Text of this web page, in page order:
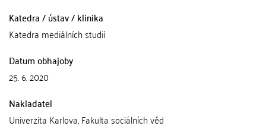
Katedra / ústav / klinika
Katedra mediálních studií
Datum obhajoby
25. 6. 2020
Nakladatel
Univerzita Karlova, Fakulta sociálních věd